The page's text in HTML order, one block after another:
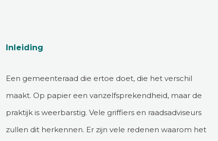
Inleiding
Een gemeenteraad die ertoe doet, die het verschil
maakt. Op papier een vanzelfsprekendheid, maar de
praktijk is weerbarstig. Vele griffiers en raadsadviseurs
zullen dit herkennen. Er zijn vele redenen waarom het